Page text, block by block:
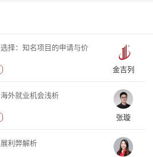
择：知名项目的申请与价
金吉列
外就业机会浅析
张璇
利弊解析